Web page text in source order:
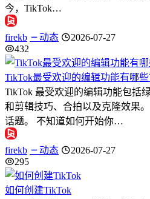
今，TikTok…
firekb 动态
2026-07-27
432
TikTok最受欢迎的编辑功能有哪些
TikTok 最受欢迎的编辑功能包括
和剪辑技巧、合拍以及克隆效果
话题。 不知道如何开始你…
firekb 动态
2026-07-27
295
如何创建TikTok